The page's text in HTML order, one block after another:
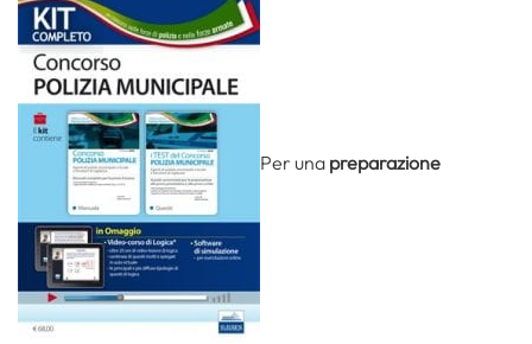
Per una preparazione